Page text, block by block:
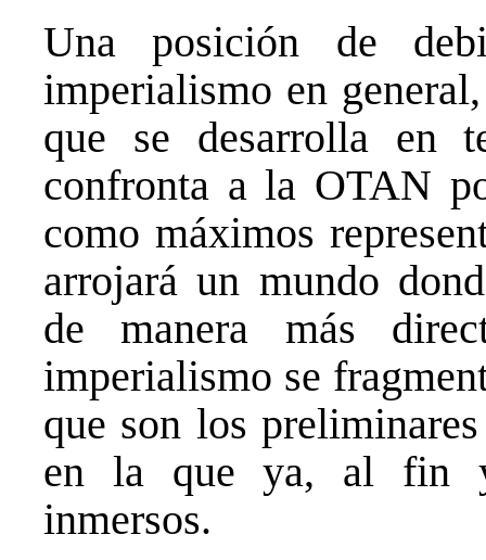
Una posición de
imperialismo en
que se desarrolla en
confronta a la OTAN
como máximos
arrojará un mundo
de manera más
imperialismo se
que son los
en la que ya, al fin y
inmersos.